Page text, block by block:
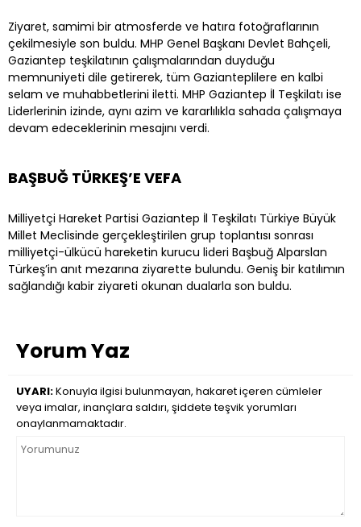
Ziyaret, samimi bir atmosferde ve hatıra fotoğraflarının
çekilmesiyle son buldu. MHP Genel Başkanı Devlet Bahçeli,
Gaziantep teşkilatının çalışmalarından duyduğu
memnuniyeti dile getirerek, tüm Gazianteplilere en kalbi
selam ve muhabbetlerini iletti. MHP Gaziantep İl Teşkilatı ise
Liderlerinin izinde, aynı azim ve kararlılıkla sahada çalışmaya
devam edeceklerinin mesajını verdi.
BAŞBUĞ TÜRKEŞ’E VEFA
Milliyetçi Hareket Partisi Gaziantep İl Teşkilatı Türkiye Büyük
Millet Meclisinde gerçekleştirilen grup toplantısı sonrası
milliyetçi-ülkücü hareketin kurucu lideri Başbuğ Alparslan
Türkeş’in anıt mezarına ziyarette bulundu. Geniş bir katılımın
sağlandığı kabir ziyareti okunan dualarla son buldu.
Yorum Yaz
UYARI:Konuyla ilgisi bulunmayan, hakaret içeren cümleler
veya imalar, inançlara saldırı, şiddete teşvik yorumları
onaylanmamaktadır.